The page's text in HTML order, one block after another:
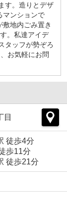
す。造りとデザ
マンションで
地内ごみ置き
。私達アイデ
タッフが勢ぞろ
お気軽にお問
目
徒歩4分
歩11分
徒歩21分